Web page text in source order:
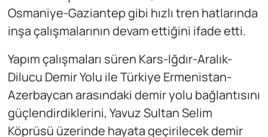
Osmaniye-Gaziantep gibi hızlı tren hatlarında
inşa çalışmalarının devam ettiğini ifade etti.
Yapım çalışmaları süren Kars-Iğdır-Aralık-
Dilucu Demir Yolu ile Türkiye Ermenistan-
Azerbaycan arasındaki demir yolu bağlantısını
güçlendirdiklerini, Yavuz Sultan Selim
Köprüsü üzerinde hayata geçirilecek demir